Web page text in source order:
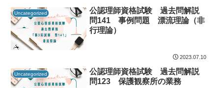
Uncategorized
公認理師資格試験 過去問解説
問141 事例問題 漂流理論（非
行理論）
2023.07.10
Uncategorized
公認理師資格試験 過去問解説
問123 保護観察所の業務